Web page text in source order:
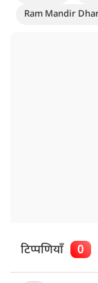
Ram Mandir
टिप्पणियाँ 0